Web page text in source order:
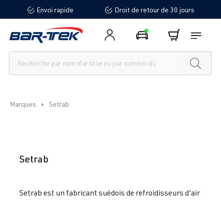
principalEnvoi rapide Droit de retour de 30 jours
Marques Setrab
Setrab
Setrab est un fabricant suédois de refroidisseurs d'air